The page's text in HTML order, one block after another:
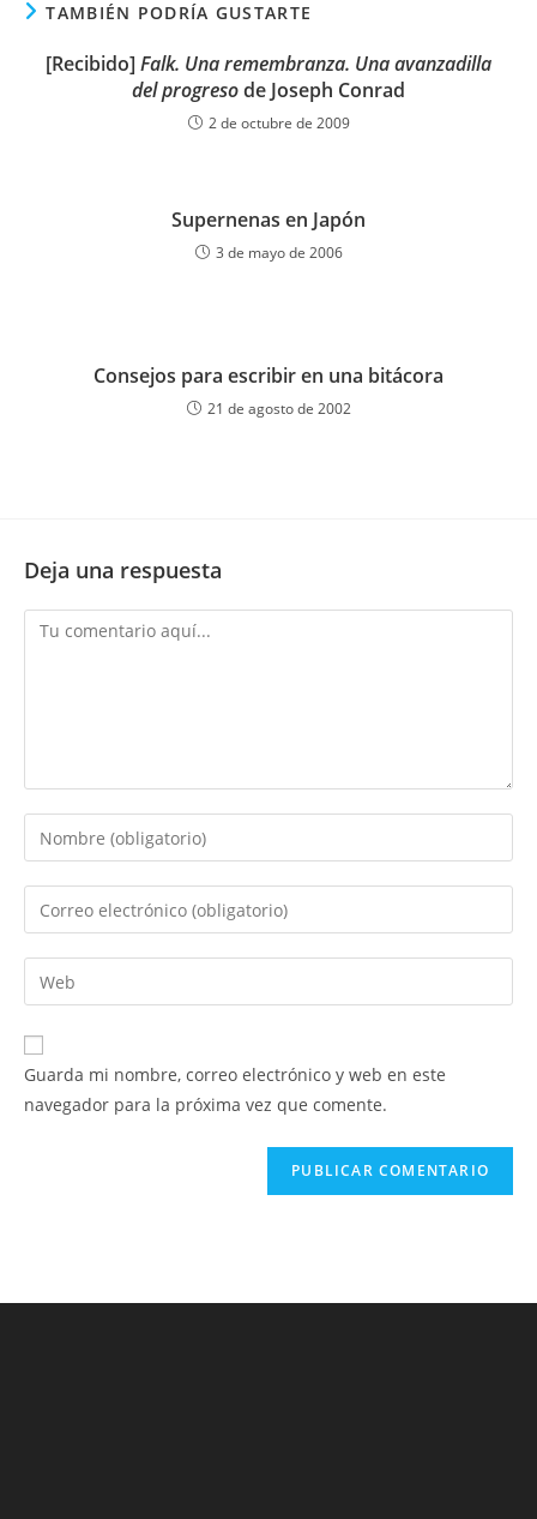
TAMBIÉN PODRÍA GUSTARTE
[Recibido] Falk. Una remembranza. Una avanzadilla
del progresode Joseph Conrad
2 de octubre de 2009
Supernenas en Japón
3 de mayo de 2006
Consejos para escribir en una bitácora
21 de agosto de 2002
Deja una respuesta
Comentario
Introduce
tu
nombre
de
usuario
para
comentar
Introduce
tu
dirección
de
electrónico
para
comentar
Introduce
la
URL
de
Guarda mi nombre, correo electrónico y web en este
navegador para la próxima vez que comente.